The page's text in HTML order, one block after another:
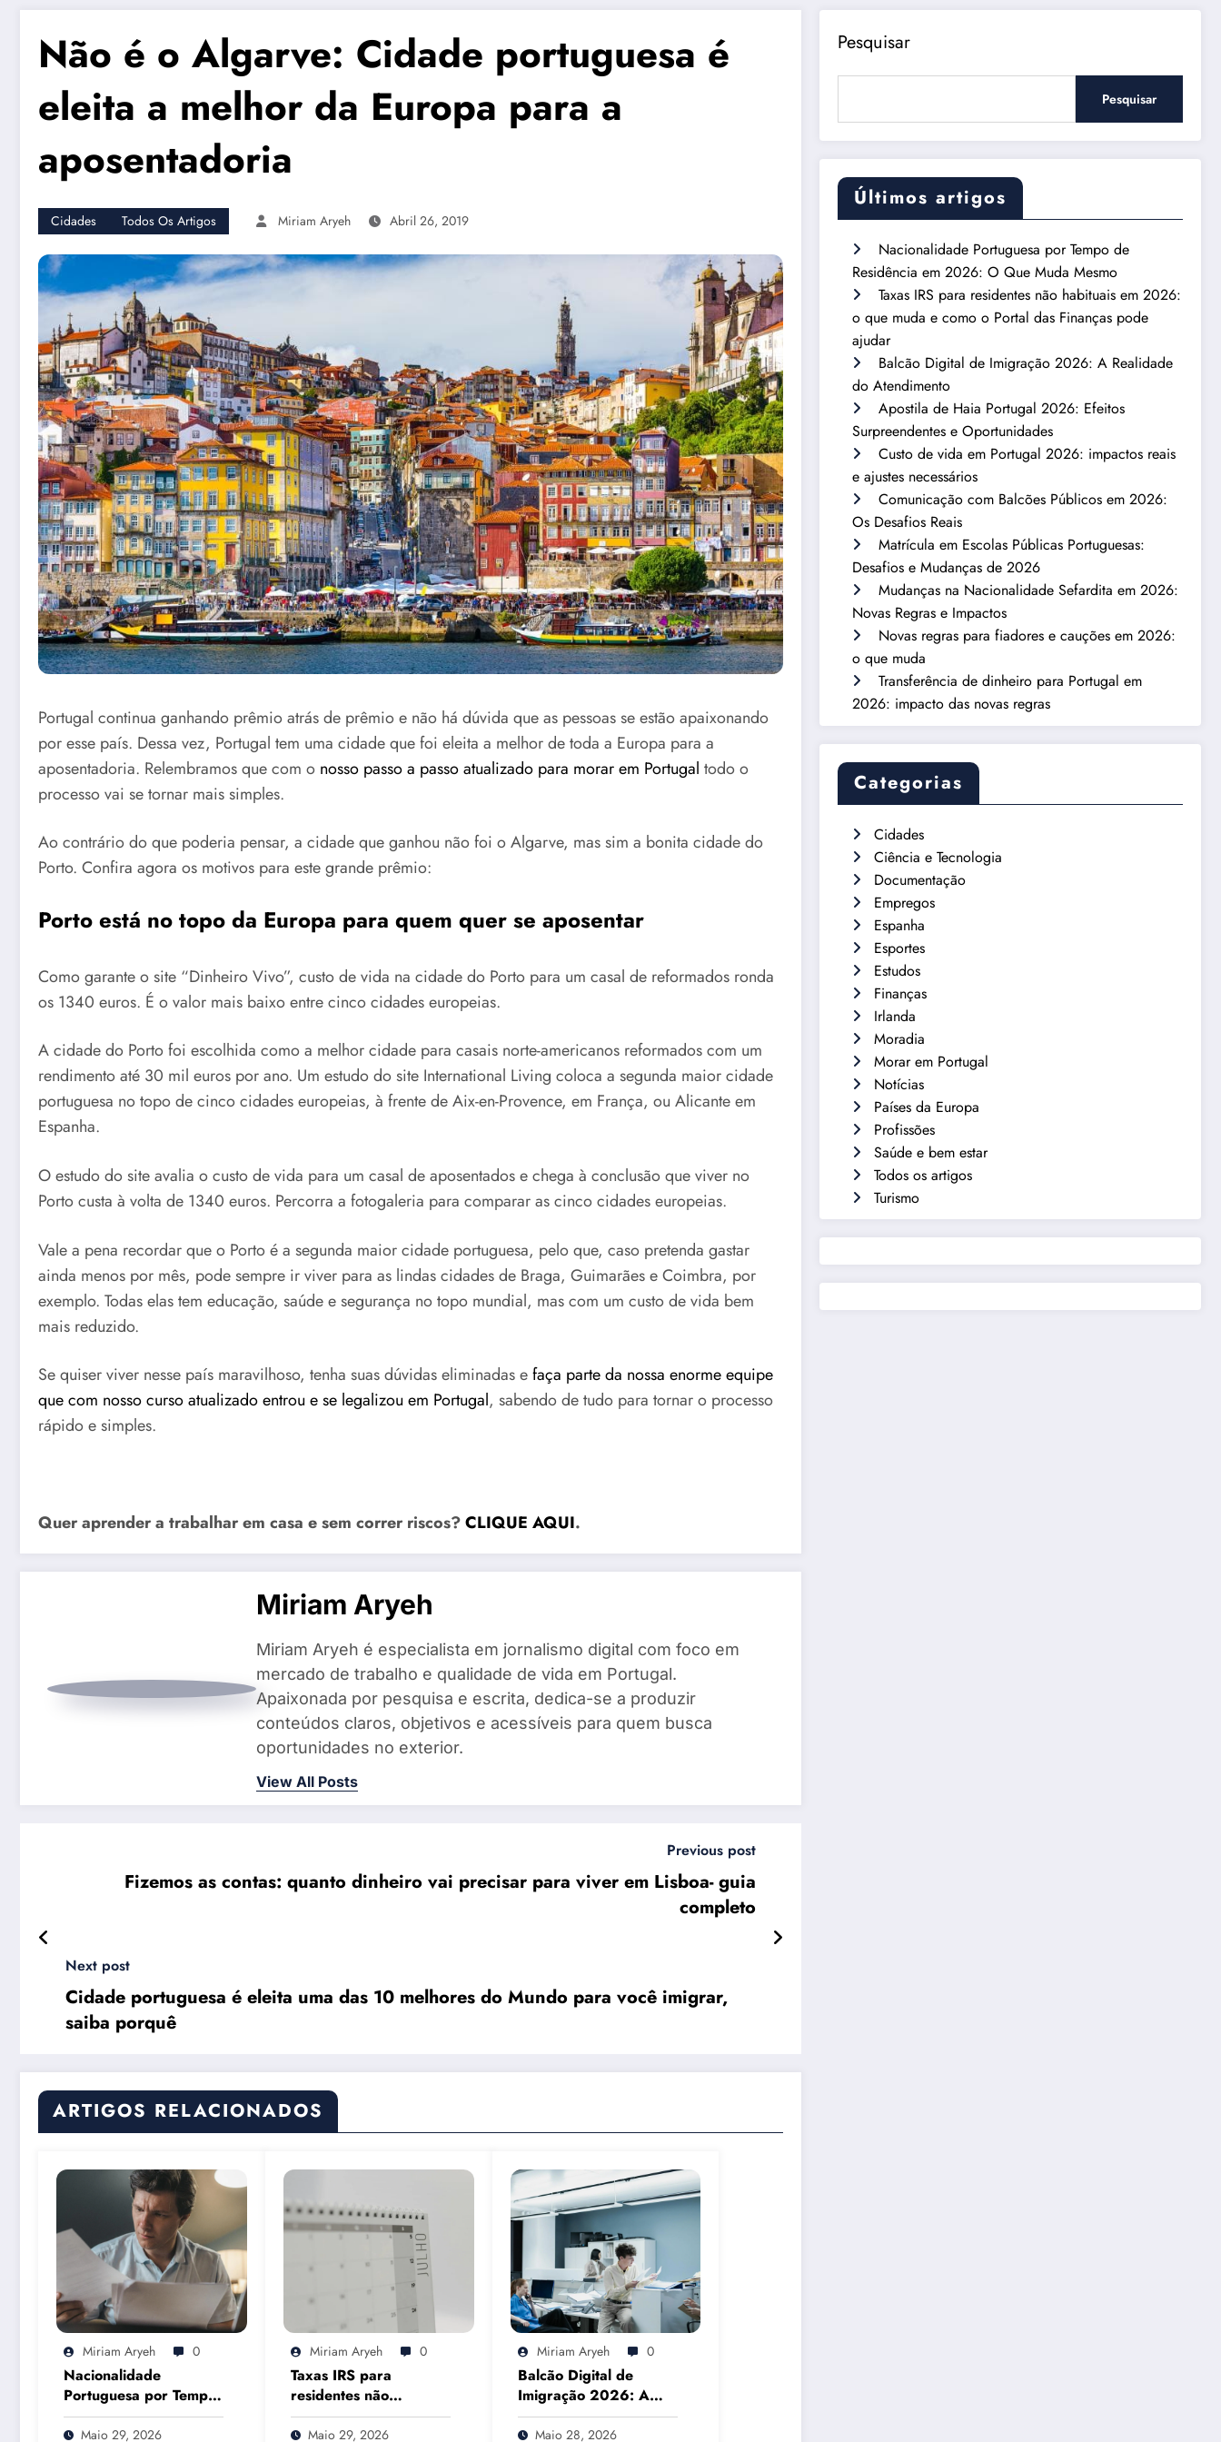
Não é o Algarve: Cidade portuguesa é
eleita a melhor da Europa para a
aposentadoria
Cidades Todos Os Artigos Miriam Aryeh Abril 26, 2019
Portugal continua ganhando prêmio atrás de prêmio e não há dúvida que as pessoas se estão apaixonando
por esse país. Dessa vez, Portugal tem uma cidade que foi eleita a melhor de toda a Europa para a
aposentadoria. Relembramos que com o nosso passo a passo atualizado para morar em Portugal todo o
processo vai se tornar mais simples.
Ao contrário do que poderia pensar, a cidade que ganhou não foi o Algarve, mas sim a bonita cidade do
Porto. Confira agora os motivos para este grande prêmio:
Porto está no topo da Europa para quem quer se aposentar
Como garante o site “Dinheiro Vivo”, custo de vida na cidade do Porto para um casal de reformados ronda
os 1340 euros. É o valor mais baixo entre cinco cidades europeias.
A cidade do Porto foi escolhida como a melhor cidade para casais norte-americanos reformados com um
rendimento até 30 mil euros por ano. Um estudo do site International Living coloca a segunda maior cidade
portuguesa no topo de cinco cidades europeias, à frente de Aix-en-Provence, em França, ou Alicante em
Espanha.
O estudo do site avalia o custo de vida para um casal de aposentados e chega à conclusão que viver no
Porto custa à volta de 1340 euros. Percorra a fotogaleria para comparar as cinco cidades europeias.
Vale a pena recordar que o Porto é a segunda maior cidade portuguesa, pelo que, caso pretenda gastar
ainda menos por mês, pode sempre ir viver para as lindas cidades de Braga, Guimarães e Coimbra, por
exemplo. Todas elas tem educação, saúde e segurança no topo mundial, mas com um custo de vida bem
mais reduzido.
Se quiser viver nesse país maravilhoso, tenha suas dúvidas eliminadas efaça parte da nossa enorme equipe
que com nosso curso atualizado entrou e se legalizou em Portugal, sabendo de tudo para tornar o processo
rápido e simples.
Quer aprender a trabalhar em casa e sem correr riscos?CLIQUE AQUI.
Miriam Aryeh
Miriam Aryeh é especialista em jornalismo digital com foco em
mercado de trabalho e qualidade de vida em Portugal.
Apaixonada por pesquisa e escrita, dedica-se a produzir
conteúdos claros, objetivos e acessíveis para quem busca
oportunidades no exterior.
View All Posts
Previous post
Fizemos as contas: quanto dinheiro vai precisar para viver em Lisboa- guia
completo
Next post
Cidade portuguesa é eleita uma das 10 melhores do Mundo para você imigrar,
saiba porquê
ARTIGOS RELACIONADOS
Miriam Aryeh 0
Nacionalidade
Portuguesa por Tempo
de Residência em
2026: O Que Muda
Maio 29, 2026
Miriam Aryeh 0
Taxas IRS para
residentes não
habituais em 2026: o
que muda e como o
Maio 29, 2026
Miriam Aryeh 0
Balcão Digital de
Imigração 2026: A
Realidade do
Atendimento
Maio 28, 2026
Pesquisar
Pesquisar
Últimos artigos
Nacionalidade Portuguesa por Tempo de
Residência em 2026: O Que Muda Mesmo
Taxas IRS para residentes não habituais em 2026:
o que muda e como o Portal das Finanças pode
ajudar
Balcão Digital de Imigração 2026: A Realidade
do Atendimento
Apostila de Haia Portugal 2026: Efeitos
Surpreendentes e Oportunidades
Custo de vida em Portugal 2026: impactos reais
e ajustes necessários
Comunicação com Balcões Públicos em 2026:
Os Desafios Reais
Matrícula em Escolas Públicas Portuguesas:
Desafios e Mudanças de 2026
Mudanças na Nacionalidade Sefardita em 2026:
Novas Regras e Impactos
Novas regras para fiadores e cauções em 2026:
o que muda
Transferência de dinheiro para Portugal em
2026: impacto das novas regras
Categorias
Cidades
Ciência e Tecnologia
Documentação
Empregos
Espanha
Esportes
Estudos
Finanças
Irlanda
Moradia
Morar em Portugal
Notícias
Países da Europa
Profissões
Saúde e bem estar
Todos os artigos
Turismo